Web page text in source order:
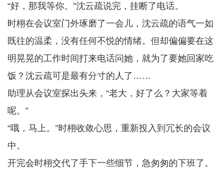
“好，那我等你。”沈云疏说完，挂断了电话。
时栩在会议室门外琢磨了一会儿，沈云疏的语气一如
既往的温柔，没有任何不悦的情绪。但却偏偏要在这
明晃晃的工作时间打来电话问她，就为了要她回家吃
饭？沈云疏可是最有分寸的人了……
助理从会议室探出头来，“老大，好了么？大家等着
呢。”
“哦，马上。”时栩收敛心思，重新投入到冗长的会议
中。
开完会时栩交代了手下一些细节，急匆匆的下班了。